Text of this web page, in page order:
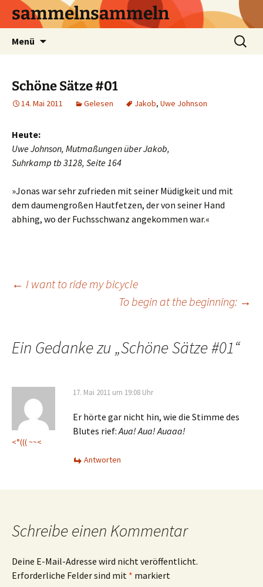
sammelnsammeln
Menü
Suchen
nach:
Schöne Sätze #01
14. Mai 2011 Gelesen Jakob, Uwe Johnson
Heute:
Uwe Johnson, Mutmaßungen über Jakob,
Suhrkamp tb 3128, Seite 164
»Jonas war sehr zufrieden mit seiner Müdigkeit und mit
dem daumengroßen Hautfetzen, der von seiner Hand
abhing, wo der Fuchsschwanz angekommen war.«
Beitrags-
← I want to ride my bicycle
To begin at the beginning: →
Ein Gedanke zu „Schöne Sätze #01“
<°((( ~~<
17. Mai 2011 um 19:08 Uhr
Er hörte gar nicht hin, wie die Stimme des
Blutes rief:Aua! Aua! Auaaa!
Antworten
Schreibe einen Kommentar
Deine E-Mail-Adresse wird nicht veröffentlicht.
Erforderliche Felder sind mit * markiert